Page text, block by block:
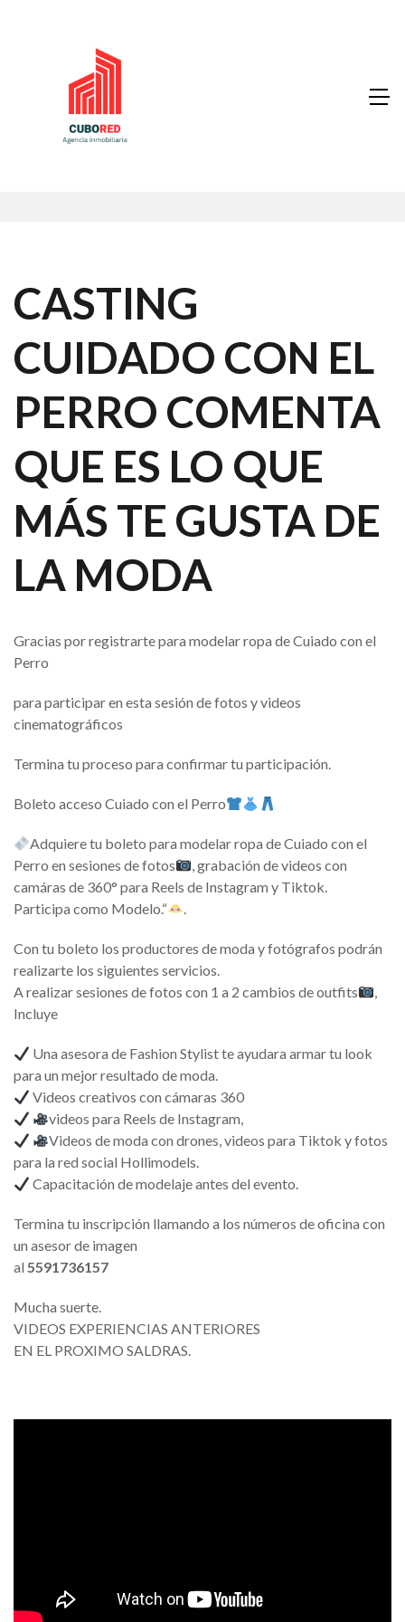
CASTING
CUIDADO CON EL
PERRO COMENTA
QUE ES LO QUE
MÁS TE GUSTA DE
LA MODA
Gracias por registrarte para modelar ropa de Cuiado con el
Perro
para participar en esta sesión de fotos y videos
cinematográficos
Termina tu proceso para confirmar tu participación.
Boleto acceso Cuiado con el Perro
Adquiere tu boleto para modelar ropa de Cuiado con el
Perro en sesiones de fotos
, grabación de videos con
camáras de 360° para Reels de Instagram y Tiktok.
Participa como Modelo.“
.
Con tu boleto los productores de moda y fotógrafos podrán
realizarte los siguientes servicios.
A realizar sesiones de fotos con 1 a 2 cambios de outfits
,
Incluye
Una asesora de Fashion Stylist te ayudara armar tu look
para un mejor resultado de moda.
Videos creativos con cámaras 360
videos para Reels de Instagram,
Videos de moda con drones, videos para Tiktok y fotos
para la red social Hollimodels.
Capacitación de modelaje antes del evento.
Termina tu inscripción llamando a los números de oficina con
un asesor de imagen
al 5591736157
Mucha suerte.
VIDEOS EXPERIENCIAS ANTERIORES
EN EL PROXIMO SALDRAS.